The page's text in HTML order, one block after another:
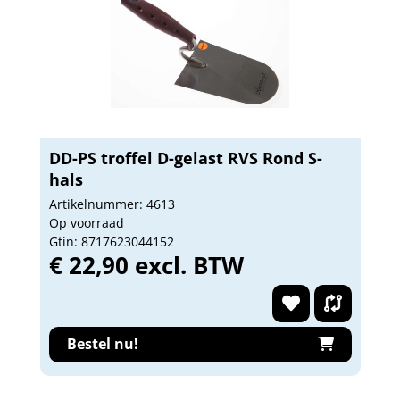
DD-PS troffel D-gelast RVS Rond S-
hals
Artikelnummer: 4613
Op voorraad
Gtin: 8717623044152
€ 22,90 excl. BTW
Bestel nu!